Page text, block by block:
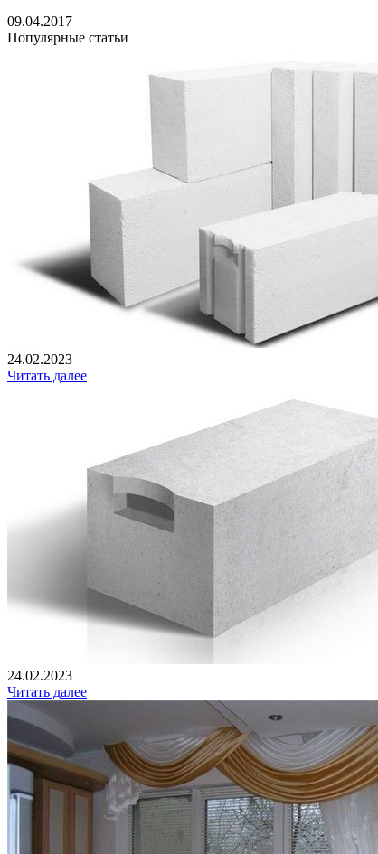
09.04.2017
Популярные статьи
24.02.2023
Читать далее
24.02.2023
Читать далее